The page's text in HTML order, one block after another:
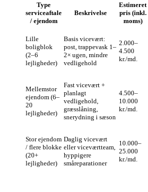
Type
serviceaftale
/ ejendom
Beskrivelse
Estimeret
pris (inkl.
moms)
Lille
boligblok
(2–6
lejligheder)
Basis vicevært:
post, trappevask 1–
2× ugen, mindre
vedligehold
2.000–
4.500
kr./md.
Mellemstor
ejendom (6–
20
lejligheder)
Fast vicevært +
planlagt
vedligehold,
græsslåning,
snerydning i sæson
4.500–
10.000
kr./md.
Stor ejendom
/ flere blokke
(20+
lejligheder)
Daglig vicevært
eller viceværtteam,
hyppigere
småreparationer
10.000–
25.000
kr./md.